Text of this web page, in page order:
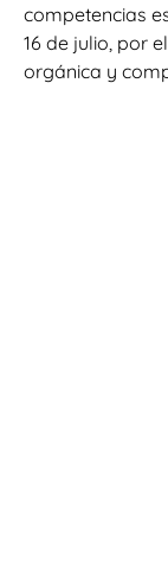
competencias
16 de julio, por
orgánica y